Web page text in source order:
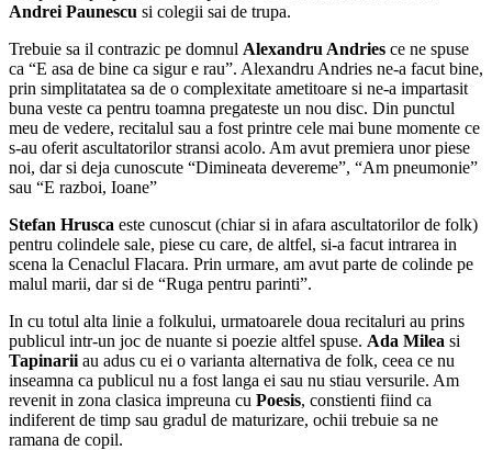
Andrei Paunescu si colegii sai de trupa.
Trebuie sa il contrazic pe domnul Alexandru Andries ce ne spuse
ca “E asa de bine ca sigur e rau”. Alexandru Andries ne-a facut bine,
prin simplitatatea sa de o complexitate ametitoare si ne-a impartasit
buna veste ca pentru toamna pregateste un nou disc. Din punctul
meu de vedere, recitalul sau a fost printre cele mai bune momente ce
s-au oferit ascultatorilor stransi acolo. Am avut premiera unor piese
noi, dar si deja cunoscute “Dimineata devereme”, “Am pneumonie”
sau “E razboi, Ioane”
Stefan Hrusca este cunoscut (chiar si in afara ascultatorilor de folk)
pentru colindele sale, piese cu care, de altfel, si-a facut intrarea in
scena la Cenaclul Flacara. Prin urmare, am avut parte de colinde pe
malul marii, dar si de “Ruga pentru parinti”.
In cu totul alta linie a folkului, urmatoarele doua recitaluri au prins
publicul intr-un joc de nuante si poezie altfel spuse. Ada Milea si
Tapinarii au adus cu ei o varianta alternativa de folk, ceea ce nu
inseamna ca publicul nu a fost langa ei sau nu stiau versurile. Am
revenit in zona clasica impreuna cu Poesis, constienti fiind ca
indiferent de timp sau gradul de maturizare, ochii trebuie sa ne
ramana de copil.